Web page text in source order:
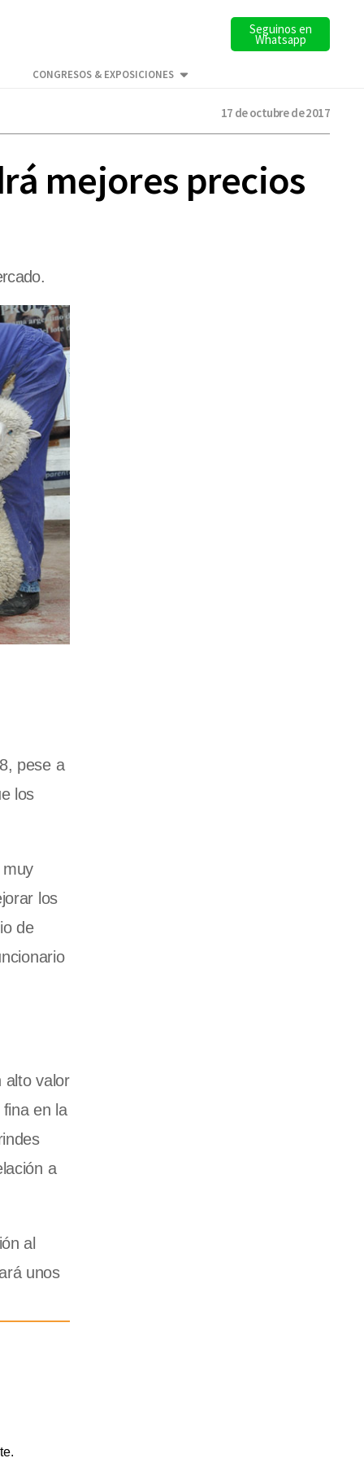
Seguinos en
Whatsapp
CONGRESOS & EXPOSICIONES
17 de octubre de 2017
mejores precios
pese a
los
muy
los
de
alto valor
en la
a
al
unos